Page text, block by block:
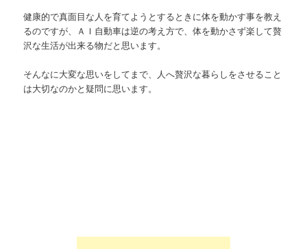
健康的で真面目な人を育てようとするときに体を動かす事を教え
るのですが、ＡＩ自動車は逆の考え方で、体を動かさず楽して贅
沢な生活が出来る物だと思います。
そんなに大変な思いをしてまで、人へ贅沢な暮らしをさせること
は大切なのかと疑問に思います。